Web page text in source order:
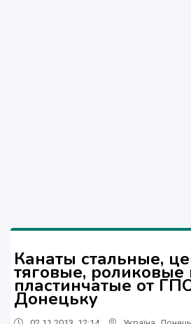
Канаты стальные,
тяговые, роликовые
пластинчатые от
Донецьку